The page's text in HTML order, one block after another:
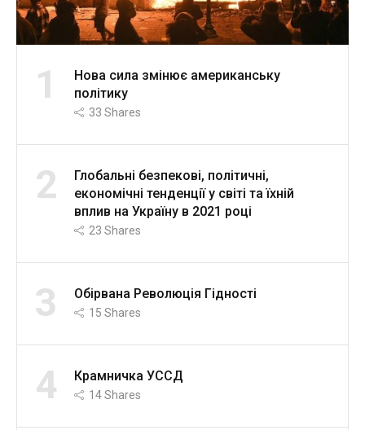
1
Нова сила змінює американську
політику
33 Shares
2
Глобальні безпекові, політичні,
економічні тенденції у світі та їхній
вплив на Україну в 2021 році
23 Shares
3 Обірвана Революція Гідності
15 Shares
4 Крамничка УССД
14Shares